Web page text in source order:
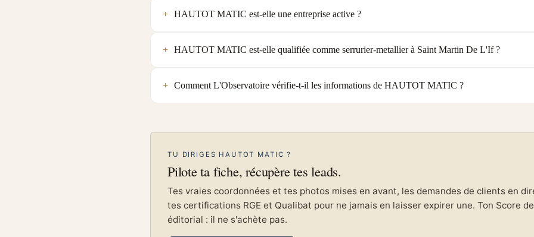
HAUTOT MATIC est-elle une entreprise active ?
HAUTOT MATIC est-elle qualifiée comme serrurier-metallier à Saint Martin De L'If ?
Comment L'Observatoire vérifie-t-il les informations de HAUTOT MATIC ?
TU DIRIGES HAUTOT MATIC ?
Pilote ta fiche, récupère tes leads.
Tes vraies coordonnées et tes photos mises en avant, les demandes de clients en
tes certifications RGE et Qualibat pour ne jamais en laisser expirer une. Ton Score
éditorial : il ne s'achète pas.